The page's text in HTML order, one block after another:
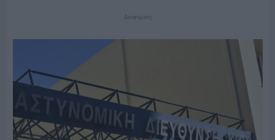
Διαφήμιση